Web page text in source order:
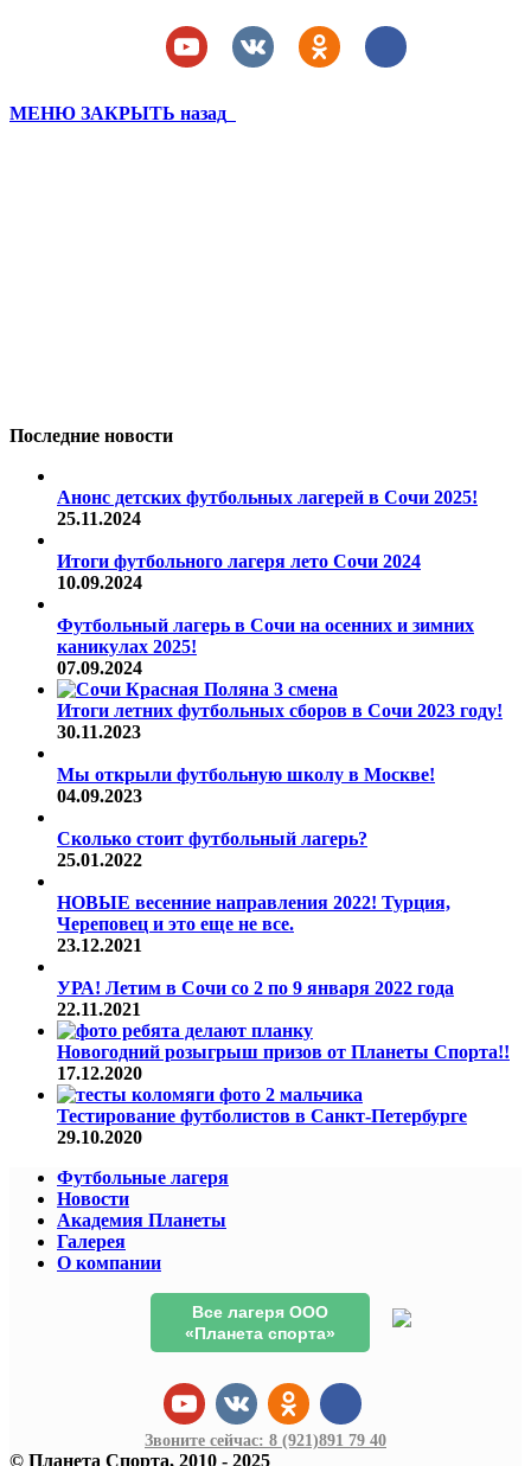
МЕНЮ ЗАКРЫТЬ назад
Последние новости
Анонс детских футбольных лагерей в Сочи 2025!
25.11.2024
Итоги футбольного лагеря лето Сочи 2024
10.09.2024
Футбольный лагерь в Сочи на осенних и зимних
каникулах 2025!
07.09.2024
Итоги летних футбольных сборов в Сочи 2023 году!
30.11.2023
Мы открыли футбольную школу в Москве!
04.09.2023
Сколько стоит футбольный лагерь?
25.01.2022
НОВЫЕ весенние направления 2022! Турция,
Череповец и это еще не все.
23.12.2021
УРА! Летим в Сочи со 2 по 9 января 2022 года
22.11.2021
Новогодний розыгрыш призов от Планеты Спорта!!
17.12.2020
Тестирование футболистов в Санкт-Петербурге
29.10.2020
Футбольные лагеря
Новости
Академия Планеты
Галерея
О компании
Все лагеря ООО
«Планета спорта»
Звоните сейчас: 8 (921)891 79 40
© Планета Спорта, 2010 - 2025